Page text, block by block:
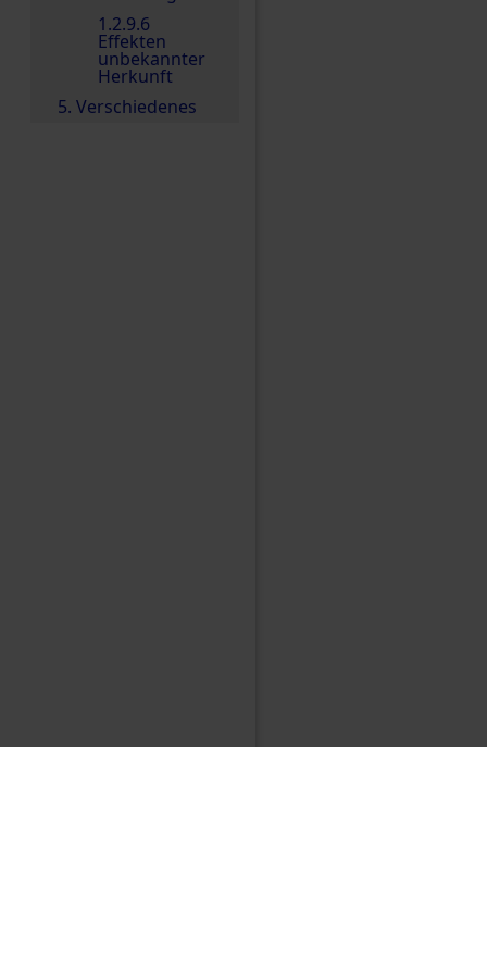
1.2.9.6
Effekten
unbekannter
Herkunft
5. Verschiedenes